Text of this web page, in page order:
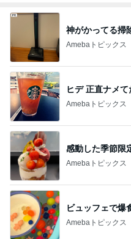
神がかってる掃
Amebaトピックス
ヒデ 正直ナメ
Amebaトピックス
感動した季節限
Amebaトピックス
ビュッフェで爆
Amebaトピックス